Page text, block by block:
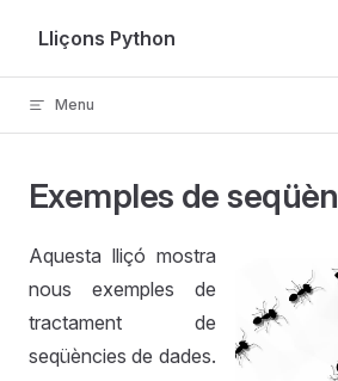
Skip to content
Lliçons Python
Menu
Exemples de
Aquesta lliçó mostra
nous exemples de
tractament de
seqüències de dades.